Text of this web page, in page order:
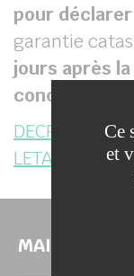
pour
garantie
jours après
concerné.
DECRET-
LETAT-DE-
MAIRIE DE
Ce
et